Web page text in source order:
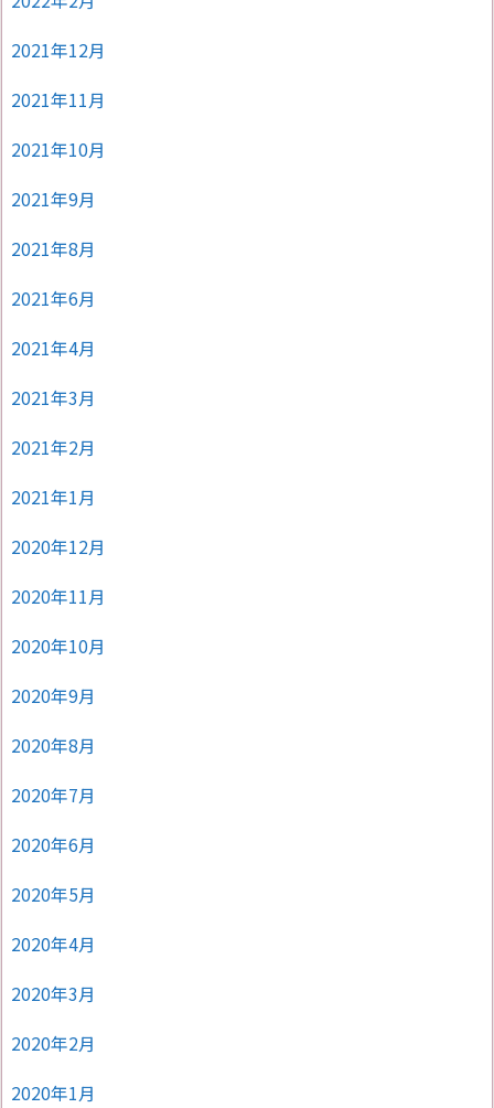
2021年12月
2021年11月
2021年10月
2021年9月
2021年8月
2021年6月
2021年4月
2021年3月
2021年2月
2021年1月
2020年12月
2020年11月
2020年10月
2020年9月
2020年8月
2020年7月
2020年6月
2020年5月
2020年4月
2020年3月
2020年2月
2020年1月